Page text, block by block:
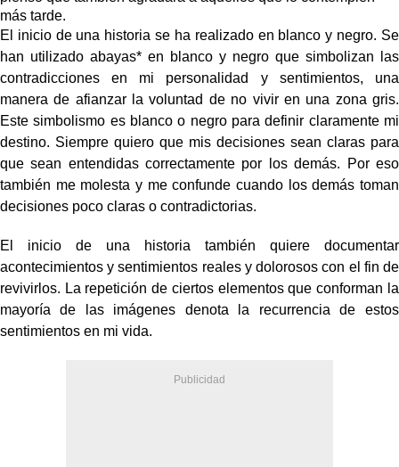
más tarde.
El inicio de una historia se ha realizado en blanco y negro. Se
han utilizado abayas* en blanco y negro que simbolizan las
contradicciones en mi personalidad y sentimientos, una
manera de afianzar la voluntad de no vivir en una zona gris.
Este simbolismo es blanco o negro para definir claramente mi
destino. Siempre quiero que mis decisiones sean claras para
que sean entendidas correctamente por los demás. Por eso
también me molesta y me confunde cuando los demás toman
decisiones poco claras o contradictorias.
El inicio de una historia también quiere documentar
acontecimientos y sentimientos reales y dolorosos con el fin de
revivirlos. La repetición de ciertos elementos que conforman la
mayoría de las imágenes denota la recurrencia de estos
sentimientos en mi vida.